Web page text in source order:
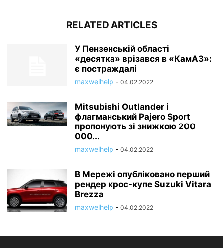
RELATED ARTICLES
У Пензенській області
«десятка» врізався в «КамАЗ»:
є постраждалі
maxwelhelp - 04.02.2022
Mitsubishi Outlander і
флагманський Pajero Sport
пропонують зі знижкою 200
000...
maxwelhelp - 04.02.2022
В Мережі опубліковано перший
рендер крос-купе Suzuki Vitara
Brezza
maxwelhelp - 04.02.2022